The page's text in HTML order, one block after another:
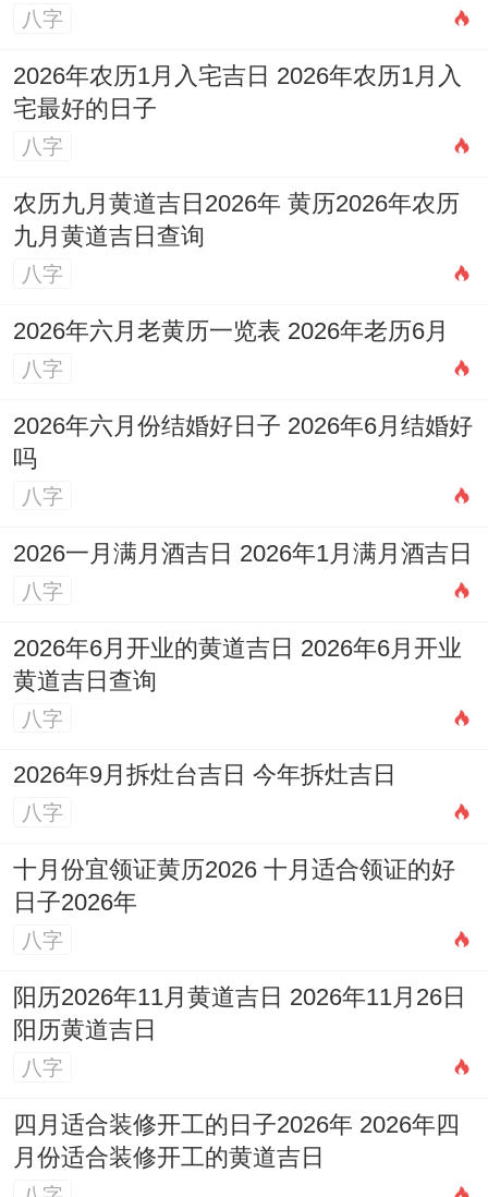
着“本星球驻的球大使馆”的招牌—这种打破
传统咨询场景的做法~没想到让来访者更快
敞开心扉。
以后的日子职业风向标、当元宇宙建筑师、
人工顾问这些新兴职业逐步兴起;水瓶座的超
前思维终于迎来黄金时代！
人就是水瓶座工程师，他说:“咱们要让网友
非但能看直播吃播。
还能闻到大厨锅里的香气.”这种敢为天下先
的勇气;正是以后的日子十年职场最稀缺的竞
给一切正再择业的水瓶座一句忠告：别让世
职业方向 -说不定正藏着属于你的星辰大
海。
就像第一个把二维码印再墓碑上的人当初也
技感.记住 你们天生就是来重新定义“工作”这
个词的—毕竟 -没有水瓶座颠覆不了的行
八字
2026年农历1月入宅吉日 2026年农历1月入
宅最好的日子
八字
农历九月黄道吉日2026年 黄历2026年农历
九月黄道吉日查询
八字
2026年六月老黄历一览表 2026年老历6月
八字
2026年六月份结婚好日子 2026年6月结婚好
吗
八字
2026一月满月酒吉日 2026年1月满月酒吉日
八字
2026年6月开业的黄道吉日 2026年6月开业
黄道吉日查询
八字
2026年9月拆灶台吉日 今年拆灶吉日
八字
十月份宜领证黄历2026 十月适合领证的好
日子2026年
八字
阳历2026年11月黄道吉日 2026年11月26日
阳历黄道吉日
八字
四月适合装修开工的日子2026年 2026年四
月份适合装修开工的黄道吉日